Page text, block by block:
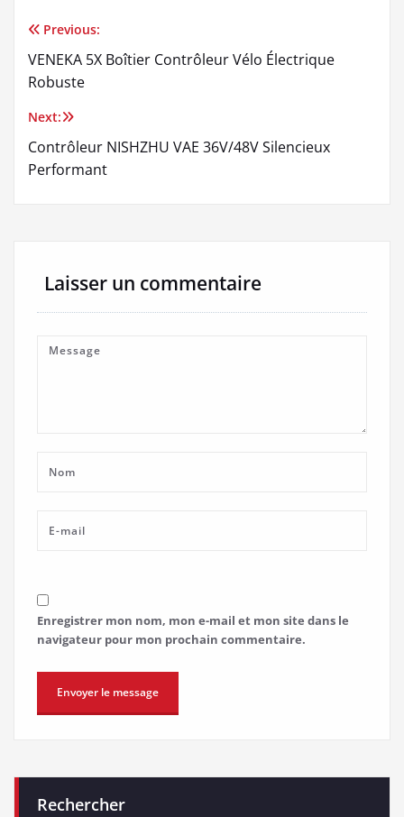
Navigation
de
l’article
Previous:
VENEKA 5X Boîtier Contrôleur Vélo Électrique
Robuste
Next:
Contrôleur NISHZHU VAE 36V/48V Silencieux
Performant
Laisser un commentaire
Enregistrer mon nom, mon e-mail et mon site dans le
navigateur pour mon prochain commentaire.
Rechercher